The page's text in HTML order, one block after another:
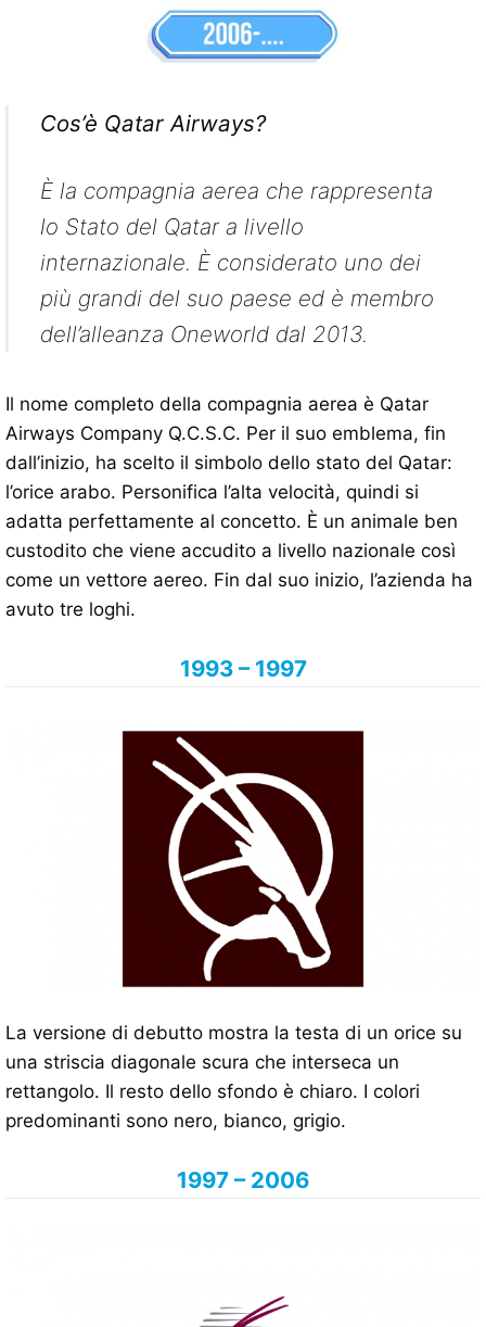
Cos’è Qatar Airways?
È la compagnia aerea che rappresenta
lo Stato del Qatar a livello
internazionale. È considerato uno dei
più grandi del suo paese ed è membro
dell’alleanza Oneworld dal 2013.
Il nome completo della compagnia aerea è Qatar
Airways Company Q.C.S.C. Per il suo emblema, fin
dall’inizio, ha scelto il simbolo dello stato del Qatar:
l’orice arabo. Personifica l’alta velocità, quindi si
adatta perfettamente al concetto. È un animale ben
custodito che viene accudito a livello nazionale così
come un vettore aereo. Fin dal suo inizio, l’azienda ha
avuto tre loghi.
1993 – 1997
La versione di debutto mostra la testa di un orice su
una striscia diagonale scura che interseca un
rettangolo. Il resto dello sfondo è chiaro. I colori
predominanti sono nero, bianco, grigio.
1997 – 2006